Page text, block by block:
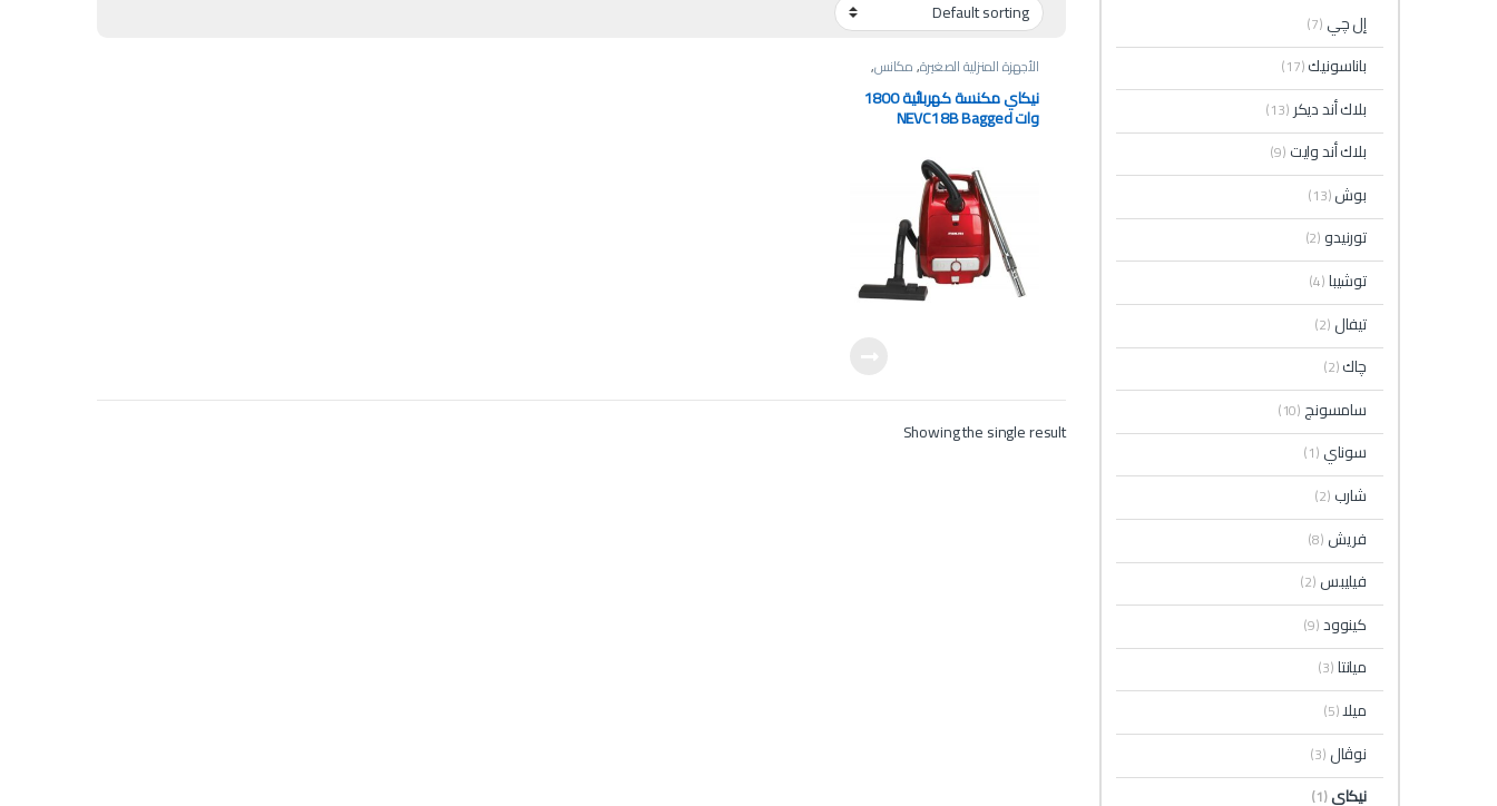
الأجهزة المنزلية الصغيرة,مكانس,
نيكاي
نيكاي مكنسة كهربائية 1800
وات NEVC18B Bagged
Showing the single result
إل چي (7)
باناسونيك(17)
بلاك أند ديكر (13)
بلاك أند وايت (9)
بوش(13)
تورنيدو(2)
توشيبا(4)
تيفال(2)
چاك(2)
سامسونج (10)
سوناي (1)
شارب (2)
فريش (8)
فيليبس (2)
كينوود(9)
ميانتا(3)
ميلا(5)
نوڤال(3)
نيكاي(1)